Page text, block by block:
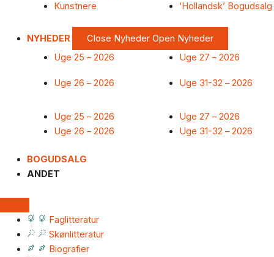
Kunstnere
‘Hollandsk’ Bogudsalg
NYHEDER Close Nyheder Open Nyheder
Uge 25 – 2026
Uge 26 – 2026
Uge 27 – 2026
Uge 31-32 – 2026
Uge 25 – 2026
Uge 26 – 2026
Uge 27 – 2026
Uge 31-32 – 2026
BOGUDSALG
ANDET
Faglitteratur
Skønlitteratur
Biografier